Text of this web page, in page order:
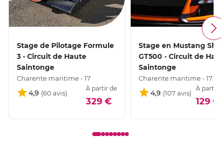
Stage de Pilotage Formule
3 - Circuit de Haute
Saintonge
Charente maritime - 17
4,9
À partir de
329 €
Stage en Mustang
GT500 - Circuit de
Saintonge
Charente maritime - 17
4,9
À partir
129 €